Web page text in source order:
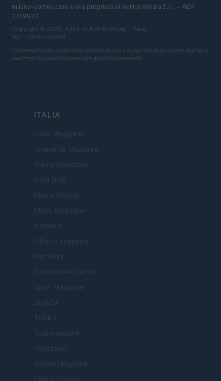
milano-cortina.com è una proprietà di AdHub Media S.r.l. — REA
2729933
Copyright © 2026 · Edito da AdHub Media — Italia
Tutti i diritti riservati
I contenuti sono curati dalla redazione con il supporto di strumenti digitali e
realizzati in collaborazione con autori indipendenti.
ITALIA
Casa Magazine
Cineverse Magazine
Donne Magazine
Food Blog
Milano Notizie
Motor Magazine
Notizie.it
Offerte Shopping
Pet Story
Professione Lavoro
Sport Magazine
Style24
Think.it
Tuobenessere
Viaggiamo
Nonne Magazine
Milano Cortina